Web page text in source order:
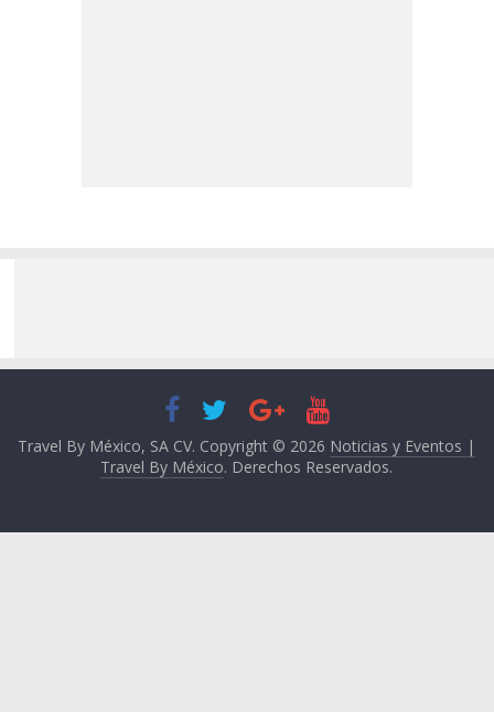
Travel By México, SA CV. Copyright © 2026 Noticias y Eventos |
Travel By México. Derechos Reservados.